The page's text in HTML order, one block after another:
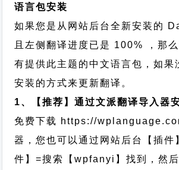
语言包安装
如果您是从网站后台全新安装的
且左侧翻译进度已是 100% ，那
有提供此主题的中文语言包，如果
安装的方式来更新翻译。
1、【推荐】通过文派翻译导入器
免费下载 https://
器，您也可以通过网站后台【插件
件】=搜索【wpfanyi】找到，然后